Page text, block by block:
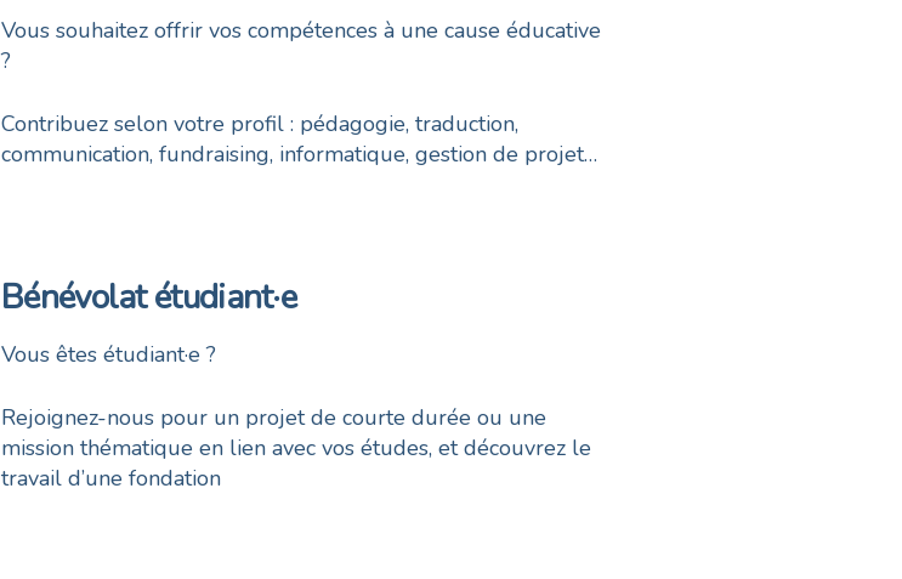
Vous souhaitez offrir vos compétences à une cause éducative
?
Contribuez selon votre profil : pédagogie, traduction,
communication, fundraising, informatique, gestion de projet…
Bénévolat étudiant·e
Vous êtes étudiant·e ?
Rejoignez-nous pour un projet de courte durée ou une
mission thématique en lien avec vos études, et découvrez le
travail d’une fondation